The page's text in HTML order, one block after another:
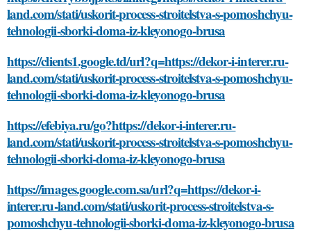
land.com/stati/uskorit-process-stroitelstva-s-pomoshchyu-
tehnologii-sborki-doma-iz-kleyonogo-brusa
https://clients1.google.td/url?q=https://dekor-i-interer.ru-
land.com/stati/uskorit-process-stroitelstva-s-pomoshchyu-
tehnologii-sborki-doma-iz-kleyonogo-brusa
https://efebiya.ru/go?https://dekor-i-interer.ru-
land.com/stati/uskorit-process-stroitelstva-s-pomoshchyu-
tehnologii-sborki-doma-iz-kleyonogo-brusa
https://images.google.com.sa/url?q=https://dekor-i-
interer.ru-land.com/stati/uskorit-process-stroitelstva-s-
pomoshchyu-tehnologii-sborki-doma-iz-kleyonogo-brusa